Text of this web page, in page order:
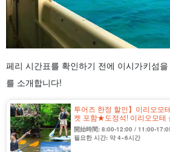
페리 시간표를 확인하기 전에 이시가키섬
를 소개합니다!
투어즈 한정 할인】이리오모
켓 포함★도정석! 이리오모테
나절 코스★사진 무료
開始時間: 8:00-12:00 / 11:00-
필요한 시간: 약 4~6시간